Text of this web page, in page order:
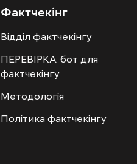
Фактчекінг
Відділ фактчекінгу
ПЕРЕВІРКА: бот для
фактчекінгу
Методологія
Політика фактчекінгу